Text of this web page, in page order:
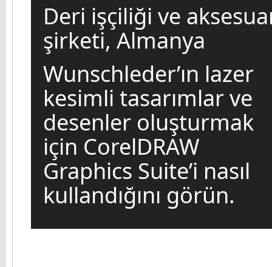
Deri işçiliği ve
şirketi, Almanya
Wunschleder’ın lazer
kesimli tasarımlar ve
desenler oluşturmak
için CorelDRAW
Graphics Suite’i nasıl
kullandığını görün.